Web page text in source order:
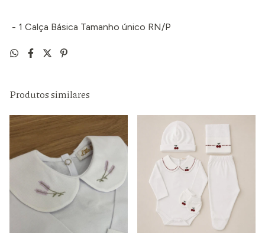
- 1 Calça Básica Tamanho único RN/P
Produtos similares